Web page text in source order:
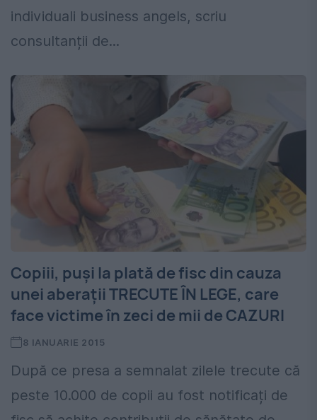
individuali business angels, scriu
consultanții de...
Copiii, puși la plată de fisc din cauza
unei aberații TRECUTE ÎN LEGE, care
face victime în zeci de mii de CAZURI
8 IANUARIE 2015
După ce presa a semnalat zilele trecute că
peste 10.000 de copii au fost notificați de